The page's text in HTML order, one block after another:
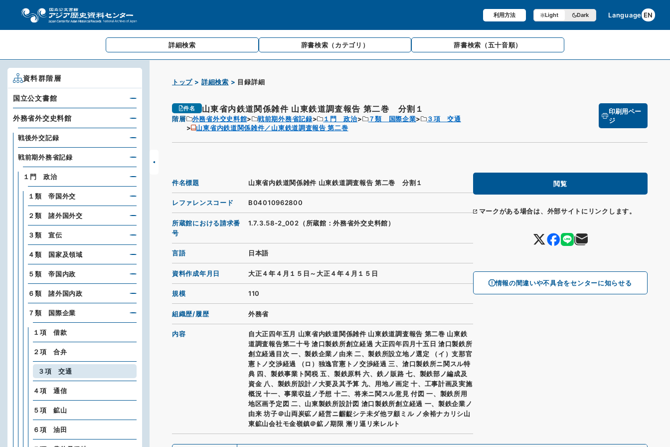
利用方法 Light Dark Language EN
詳細検索 辞書検索 （カテゴリ） 辞書検索 （五十音順）
トップ 詳細検索 目録詳細
件名 山東省内鉄道関係雑件 山東鉄道調査報告 第二巻 分割１
階層 外務省外交史料館 戦前期外務省記録 １門 政治 ７類 国際企業
３項 交通
山東省内鉄道関係雑件／山東鉄道調査報告 第二巻
印刷用ペー
ジ
閲覧
マークがある場合は、外部サイトにリンクします。
情報の間違いや不具合をセンターに知らせる
件名標題 山東省内鉄道関係雑件 山東鉄道調査報告 第二巻 分割１
レファレンスコード B04010962800
所蔵館における請求番
号
1.7.3.58-2_002（所蔵館：外務省外交史料館）
言語 日本語
資料作成年月日 大正４年４月１５日～大正４年４月１５日
規模 110
組織歴/履歴 外務省
内容
自大正四年五月 山東省内鉄道関係雑件 山東鉄道調査報告 第二巻 山東鉄
道調査報告第二十号 滄口製鉄所創立経過 大正四年四月十五日 滄口製鉄所
創立経過目次 一、製鉄企業ノ由来 二、製鉄所設立地ノ選定 （イ）支那官
憲トノ交渉経過 （ロ）独逸官憲トノ交渉経過 三、滄口製鉄所ニ関スル特
典 四、製鉄事業ト関税 五、製鉄原料 六、鉄ノ販路 七、製鉄部ノ編成及
資金 八、製鉄所設計ノ大要及其予算 九、用地ノ画定 十、工事計画及実施
概況 十一、事業収益ノ予想 十二、将来ニ関スル意見 付図 一、製鉄所用
地区画予定図 二、山東製鉄所設計図 滄口製鉄所創立経過 一、製鉄企業ノ
由来 坊子＠山両炭砿ノ経営ニ齷齪シテ未ダ他ヲ顧ミル ノ余裕ナカリシ山
東鉱山会社モ金嶺鎮＠鉱ノ期限 漸リ逼リ来レルト
資料群階層
国立公文書館
外務省外交史料館
戦後外交記録
戦前期外務省記録
１門 政治
１類 帝国外交
２類 諸外国外交
３類 宣伝
４類 国家及領域
５類 帝国内政
６類 諸外国内政
７類 国際企業
１項 借款
２項 合弁
３項 交通
４項 通信
５項 鉱山
６項 油田